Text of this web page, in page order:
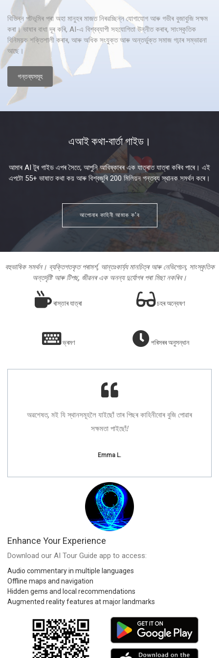
বিভিন্ন পটভূমিৰ পৰা অহা মানুহৰ মাজত নিৰৱচ্ছিন্ন যোগাযোগ আৰু গভীৰ বুজাবুজি সক্ষম
কৰা। ভাষাৰ বাধা দূৰ কৰি, AI-এ বিশ্বব্যাপী সহযোগিতা উন্নীত কৰাৰ, সাংস্কৃতিক
বিনিময়ক শক্তিশালী কৰাৰ, আৰু অধিক সংযুক্ত আৰু অন্তৰ্ভুক্ত সমাজ গঢ়াৰ সম্ভাৱনা
আছে।
গন্তব্যসমূহ
এআই কথা-বাৰ্তা গাইড।
আমাৰ AI টুৰ গাইড এপৰ সৈতে, আপুনি আবিষ্কাৰৰ এক যাত্ৰাত যাত্ৰা কৰিব পাৰে। এই
এপটো 55+ ভাষাত কথা কয় আৰু বিশ্বজুৰি 200 মিলিয়ন গন্তব্য স্থানক সমৰ্থন কৰে।
আপোনাৰ কাহিনী আমাক ক'ব
বহুভাষিক সমৰ্থন। ব্যক্তিগতকৃত পৰামৰ্শ, আন্তঃকাৰ্য্য মানচিত্ৰ আৰু নেভিগেচন, সাংস্কৃতিক
অন্তৰ্দৃষ্টি আৰু টিপছ, জীৱনৰ এক অনন্য দুৰ্যোগৰ পৰা মিছা নকৰিব।
ৰাস্তাৰ যাত্ৰা চহৰ অন্বেষণ
ভ্ৰমণ পৰিসৰৰ অনুসন্ধান
অৱশেষত, মই যি স্থানসমূহলৈ যাইছোঁ তাৰ পিছৰ কাহিনীবোৰ বুজি পোৱাৰ
সক্ষমতা পাইছোঁ!
Emma L.
Enhance Your Experience
Download our AI Tour Guide app to access:
Audio commentary in multiple languages
Offline maps and navigation
Hidden gems and local recommendations
Augmented reality features at major landmarks